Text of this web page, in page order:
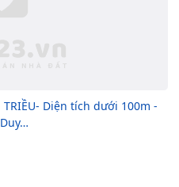
TRIỀU- Diện tích dưới 100m -